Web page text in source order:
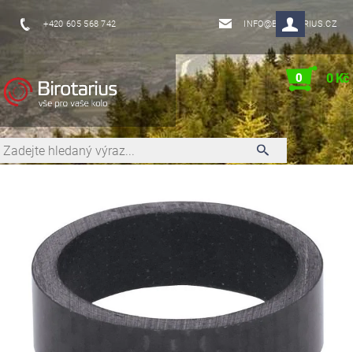
+420 605 568 742 INFO@BIROTARIUS.CZ
0 0 Kč